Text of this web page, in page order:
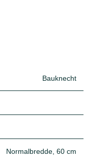
Bauknecht
Normalbredde, 60 cm